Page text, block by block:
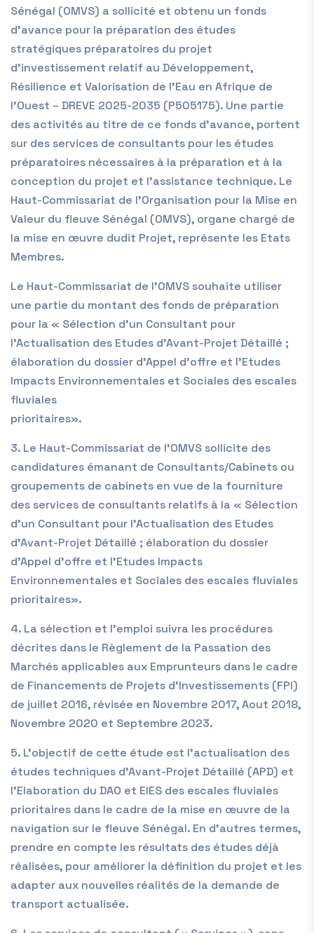
Sénégal (OMVS) a sollicité et obtenu un fonds
d’avance pour la préparation des études
stratégiques préparatoires du projet
d’investissement relatif au Développement,
Résilience et Valorisation de l’Eau en Afrique de
l’Ouest – DREVE 2025-2035 (P505175). Une partie
des activités au titre de ce fonds d’avance, portent
sur des services de consultants pour les études
préparatoires nécessaires à la préparation et à la
conception du projet et l’assistance technique. Le
Haut-Commissariat de l’Organisation pour la Mise en
Valeur du fleuve Sénégal (OMVS), organe chargé de
la mise en œuvre dudit Projet, représente les Etats
Membres.
Le Haut-Commissariat de l’OMVS souhaite utiliser
une partie du montant des fonds de préparation
pour la « Sélection d’un Consultant pour
l’Actualisation des Etudes d’Avant-Projet Détaillé ;
élaboration du dossier d’Appel d’offre et l’Etudes
Impacts Environnementales et Sociales des escales
fluviales
prioritaires».
3. Le Haut-Commissariat de l’OMVS sollicite des
candidatures émanant de Consultants/Cabinets ou
groupements de cabinets en vue de la fourniture
des services de consultants relatifs à la « Sélection
d’un Consultant pour l’Actualisation des Etudes
d’Avant-Projet Détaillé ; élaboration du dossier
d’Appel d’offre et l’Etudes Impacts
Environnementales et Sociales des escales fluviales
prioritaires».
4. La sélection et l’emploi suivra les procédures
décrites dans le Règlement de la Passation des
Marchés applicables aux Emprunteurs dans le cadre
de Financements de Projets d’Investissements (FPI)
de juillet 2016, révisée en Novembre 2017, Aout 2018,
Novembre 2020 et Septembre 2023.
5. L’objectif de cette étude est l’actualisation des
études techniques d’Avant-Projet Détaillé (APD) et
l’Elaboration du DAO et EIES des escales fluviales
prioritaires dans le cadre de la mise en œuvre de la
navigation sur le fleuve Sénégal. En d’autres termes,
prendre en compte les résultats des études déjà
réalisées, pour améliorer la définition du projet et les
adapter aux nouvelles réalités de la demande de
transport actualisée.